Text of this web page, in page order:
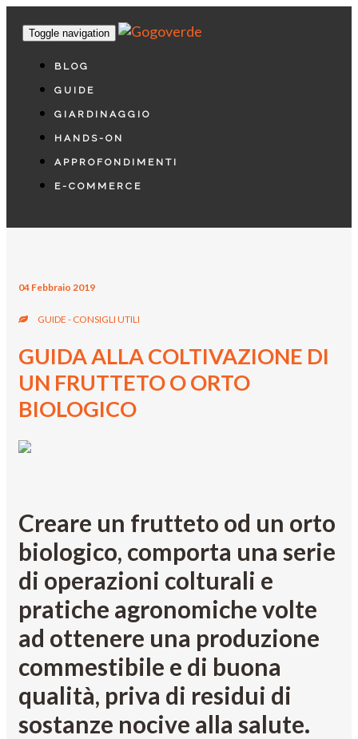
Toggle navigation
BLOG
GUIDE
GIARDINAGGIO
HANDS-ON
APPROFONDIMENTI
E-COMMERCE
04 Febbraio 2019
GUIDE - CONSIGLI UTILI
GUIDA ALLA COLTIVAZIONE DI
UN FRUTTETO O ORTO
BIOLOGICO
Creare un frutteto od un orto
biologico, comporta una serie
di operazioni colturali e
pratiche agronomiche volte
ad ottenere una produzione
commestibile e di buona
qualità, priva di residui di
sostanze nocive alla salute.